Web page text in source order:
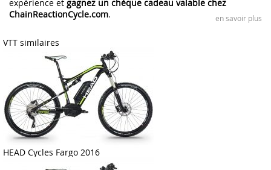
expérience et gagnez un chèque cadeau valable chez
ChainReactionCycle.com. en savoir plus
VTT similaires
HEAD Cycles Fargo 2016